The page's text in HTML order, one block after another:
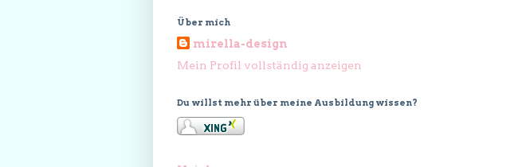
Über mich
mirella-design
Mein Profil vollständig anzeigen
Du willst mehr über meine Ausbildung wissen?